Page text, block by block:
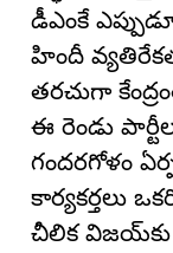
డీఎంకే
హిందీ
తరచుగా
ఈ రెండు
గందరగోళం
కార్యకర్తలు
చీలిక